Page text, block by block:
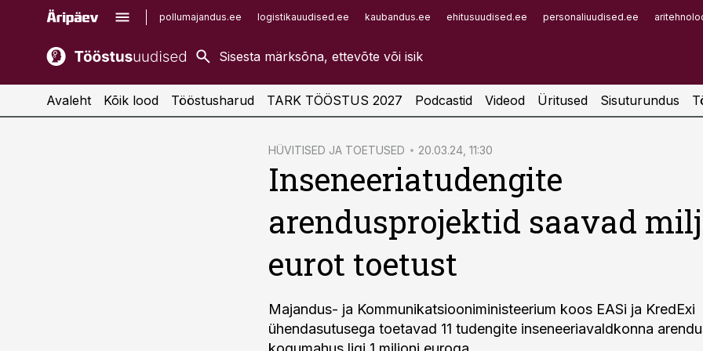
pollumajandus.ee logistikauudised.ee kaubandus.ee ehitusuudised.ee personaliuudised.ee
kaubandus.ee
kinnisvarauudised.ee
imelineajalugu.ee
Infopank
Avaleht Kõik lood Tööstusharud TARK TÖÖSTUS 2027 Podcastid Videod Üritused Sisuturundus
HÜVITISED JA TOETUSED 20.03.24, 11:30
Inseneeriatudengite
arendusprojektid saavad
eurot toetust
Majandus-​ ja Kommunikatsiooniministeerium koos EASi ja KredExi
ühendasutusega toetavad 11 tudengite inseneeriavaldkonna